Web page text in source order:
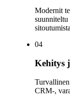
Modernit
suunniteltu
04
Kehitys
CRM-,